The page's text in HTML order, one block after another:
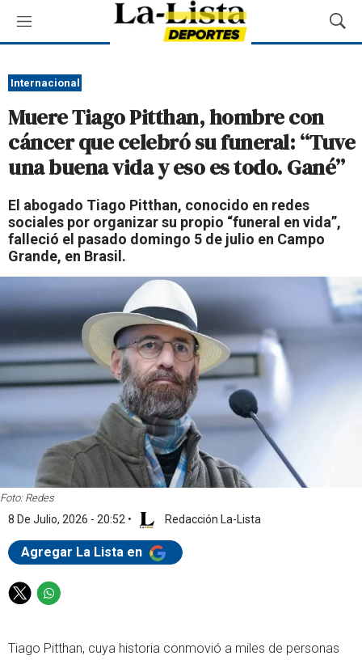
M
e
ú
M
o
B
ú
u
e
Internacional
Muere Tiago Pitthan, hombre con
cáncer que celebró su funeral: “Tuve
una buena vida y eso es todo. Gané”
El abogado Tiago Pitthan, conocido en redes
sociales por organizar su propio “funeral en vida”,
falleció el pasado domingo 5 de julio en Campo
Grande, en Brasil.
Foto: Redes
8 De Julio, 2026 - 20:52 • Redacción La-Lista
Agregar La Lista en
T
t
W
t
Tiago Pitthan, cuya historia conmovió a miles de personas